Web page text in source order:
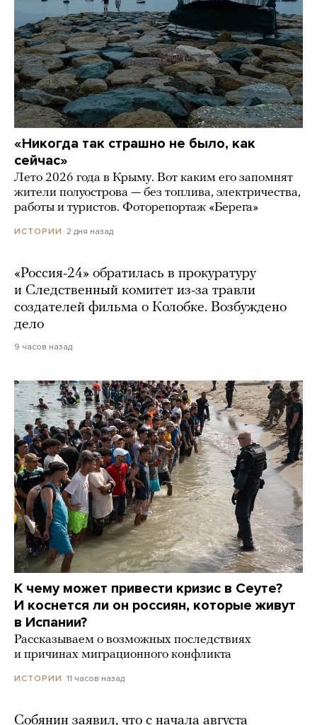
«Никогда так страшно не было, как
сейчас»
Лето 2026 года в Крыму. Вот каким его запомнят
жители полуострова — без топлива, электричества,
работы и туристов. Фоторепортаж «Берега»
ИСТОРИИ 2 дня назад
«Россия-24» обратилась в прокуратуру
и Следственный комитет из-за травли
создателей фильма о Колобке. Возбуждено
дело
9 часов назад
К чему может привести кризис в Сеуте?
И коснется ли он россиян, которые живут
в Испании?
Рассказываем о возможных последствиях
и причинах миграционного конфликта
ИСТОРИИ 11 часов назад
Собянин заявил, что с начала августа